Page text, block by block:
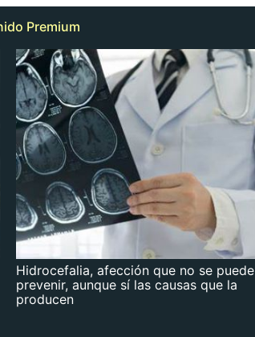
Premium
Hidrocefalia, afección que no se puede
prevenir, aunque sí las causas que la
producen